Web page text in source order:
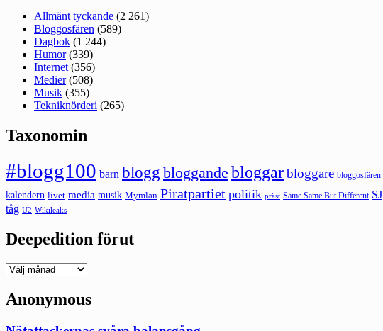
Allmänt tyckande (2 261)
Bloggosfären (589)
Dagbok (1 244)
Humor(339)
Internet (356)
Medier(508)
Musik (355)
Tekniknörderi (265)
Taxonomin
#blogg100 barn blogg bloggande bloggarbloggare bloggosfären
kalendern livet media musik Mymlan Piratpartiet politik präst Same Same But Different SJ
tåg U2 Wikileaks
Deepedition förut
Deepedition
Anonymous